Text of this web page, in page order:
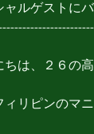
ャルゲストに
ちは、２６の
ィリピンのマ